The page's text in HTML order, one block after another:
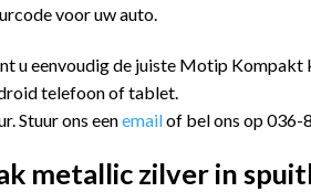
voor uw auto.
u eenvoudig de juiste Motip
telefoon of tablet.
Stuur ons eenemailof bel ons op 036-
metallic zilver in